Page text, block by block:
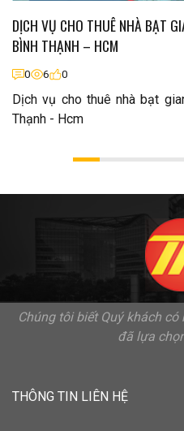
DỊCH VỤ CHO THUÊ NHÀ BẠT
BÌNH THẠNH – HCM
0 6 0
Dịch vụ cho thuê nhà bạt
Thạnh - Hcm
Chúng tôi biết Quý khách
đã lựa
THÔNG TIN LIÊN HỆ